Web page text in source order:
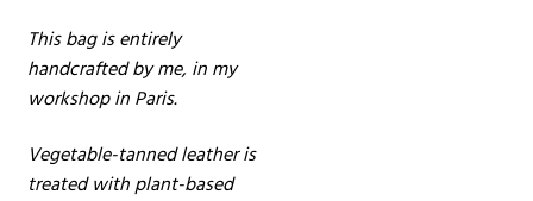
This bag is entirely
handcrafted by me, in my
workshop in Paris.
Vegetable-tanned leather is
treated with plant-based